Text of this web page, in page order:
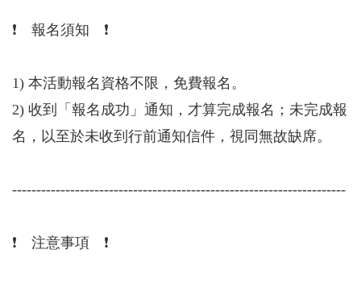
❗️ 報名須知 ❗️
1) 本活動報名資格不限，免費報名。
2) 收到「報名成功」通知，才算完成報名；未完成報
名，以至於未收到行前通知信件，視同無故缺席。
---------------------------------------------------------------------
❗️ 注意事項 ❗️